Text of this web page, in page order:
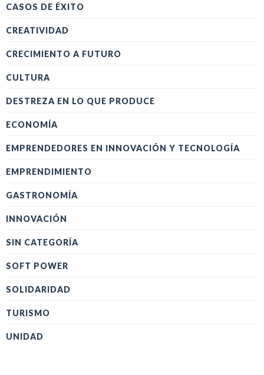
CASOS DE ÉXITO
CREATIVIDAD
CRECIMIENTO A FUTURO
CULTURA
DESTREZA EN LO QUE PRODUCE
ECONOMÍA
EMPRENDEDORES EN INNOVACIÓN Y TECNOLOGÍA
EMPRENDIMIENTO
GASTRONOMÍA
INNOVACIÓN
SIN CATEGORÍA
SOFT POWER
SOLIDARIDAD
TURISMO
UNIDAD